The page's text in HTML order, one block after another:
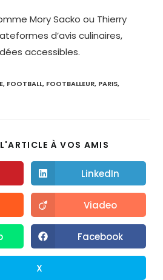
Mory Sacko ou Thierry
d’avis culinaires,
accessibles.
, FOOTBALL, FOOTBALLEUR, PARIS,
À VOS AMIS
LinkedIn
Viadeo
Facebook
X